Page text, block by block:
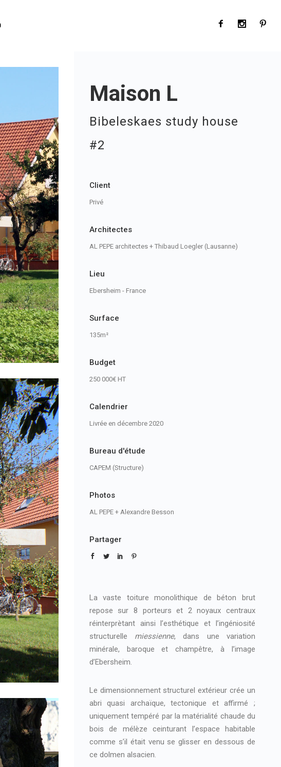
Maison L
Bibeleskaes study house
#2
Client
Privé
Architectes
AL PEPE architectes + Thibaud Loegler (Lausanne)
Lieu
Ebersheim - France
Surface
135m²
Budget
250 000€ HT
Calendrier
Livrée en décembre 2020
Bureau d'étude
CAPEM (Structure)
Photos
AL PEPE + Alexandre Besson
Partager
La vaste toiture monolithique de béton brut
repose sur 8 porteurs et 2 noyaux centraux
réinterprètant ainsi l’esthétique et l’ingéniosité
structurelle miessienne, dans une variation
minérale, baroque et champêtre, à l’image
d’Ebersheim.
Le dimensionnement structurel extérieur crée un
abri quasi archaïque, tectonique et affirmé ;
uniquement tempéré par la matérialité chaude du
bois de mélèze ceinturant l’espace habitable
comme s’il était venu se glisser en dessous de
ce dolmen alsacien.